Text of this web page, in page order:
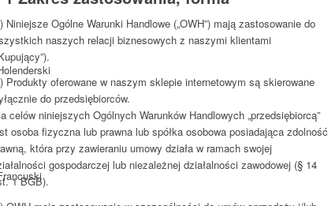
Niniejsze Ogólne Warunki Handlowe („OWH”) mają zastosowanie do
naszych relacji biznesowych z naszymi klientami
Produkty oferowane w naszym sklepie internetowym są skierowane
do przedsiębiorców.
celów niniejszych Ogólnych Warunków Handlowych „przedsiębiorcą”
osoba fizyczna lub prawna lub spółka osobowa posiadająca zdolność
która przy zawieraniu umowy działa w ramach swojej
gospodarczej lub niezależnej działalności zawodowej (§ 14
1 BGB).